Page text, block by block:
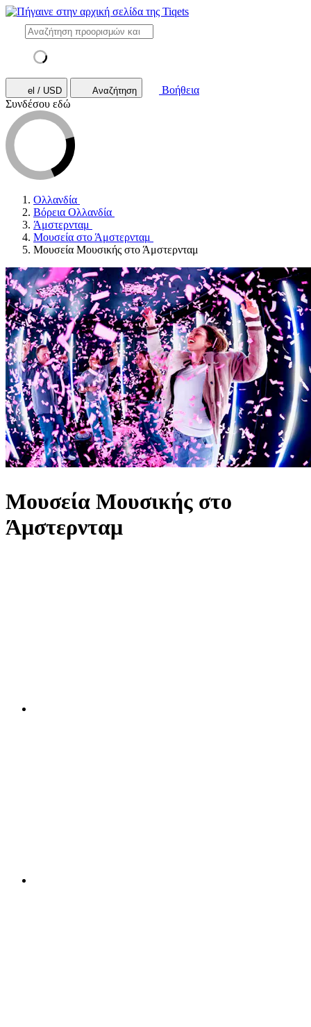
el / USD Αναζήτηση
Βοήθεια
Συνδέσου εδώ
Ολλανδία
Βόρεια Ολλανδία
Άμστερνταμ
Μουσεία στο Άμστερνταμ
Μουσεία Μουσικής στο Άμστερνταμ
Μουσεία Μουσικής στο
Άμστερνταμ